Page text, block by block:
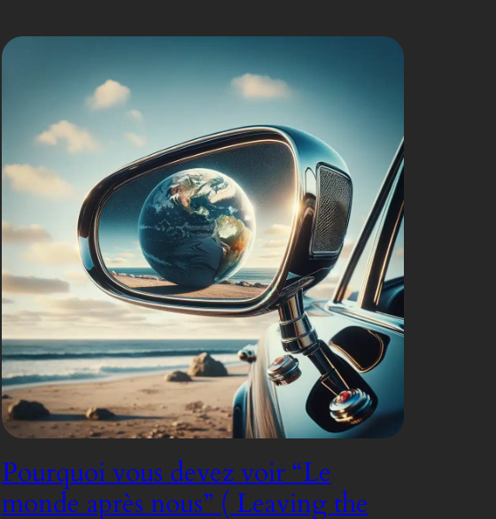
Pourquoi vous devez voir “Le
monde après nous” ( Leaving the